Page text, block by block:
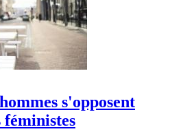
s'opposent
féministes